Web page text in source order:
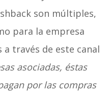
son múltiples,
para la empresa
través de este canal
asociadas, éstas
por las compras